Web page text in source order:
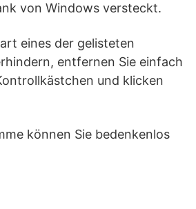
von Windows versteckt.
eines der gelisteten
entfernen Sie einfach
und klicken
können Sie bedenkenlos